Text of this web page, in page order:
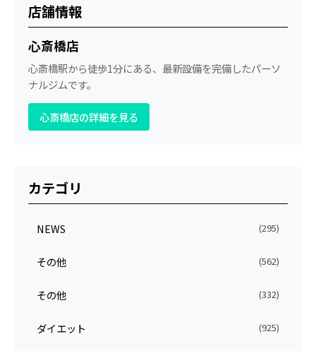
店舗情報
心斎橋店
心斎橋駅から徒歩1分にある、最新設備を完備したパーソ
ナルジムです。
心斎橋店の詳細を見る
カテゴリ
NEWS (295)
その他 (562)
その他 (332)
ダイエット (925)